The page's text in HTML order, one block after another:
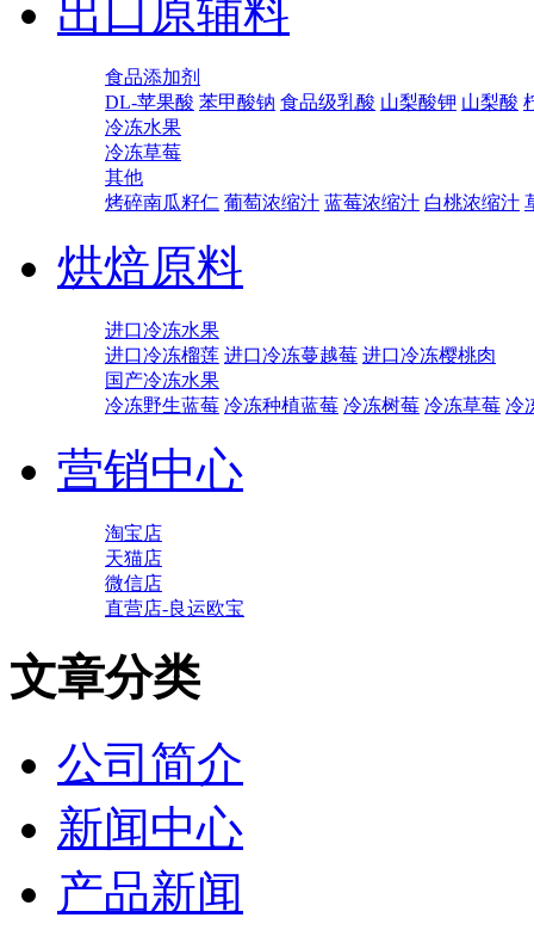
出口原辅料
食品添加剂
DL-苹果酸 苯甲酸钠 食品级乳酸 山梨酸钾 山梨酸
冷冻水果
冷冻草莓
其他
烤碎南瓜籽仁 葡萄浓缩汁 蓝莓浓缩汁 白桃浓缩汁
烘焙原料
进口冷冻水果
进口冷冻榴莲 进口冷冻蔓越莓 进口冷冻樱桃肉
国产冷冻水果
冷冻野生蓝莓 冷冻种植蓝莓 冷冻树莓 冷冻草莓 冷
营销中心
淘宝店
天猫店
微信店
直营店-良运欧宝
文章分类
公司简介
新闻中心
产品新闻